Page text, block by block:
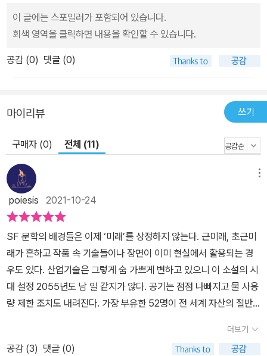
정 달려 나가는 우리, 정신없이 오늘을 헤매는 우리를 『마지막 한 사
람』이 잠시 불러 세운다. 지금, 어디로 가고 있느냐는 질문과 함께. 2
없는 곳이다. 마스크 없이 외출할 수 있고, 언제든 숲에 가서 맑은 공
기를 실컷 들이마실 수 있고, 작더라도 내 방에서 편안하게 잠잘 수 있
습일까? 내가 진짜로 살고 싶은 세상은 어떤 세상일까? 『마지막 한
사람』은 그저 세상에 휩쓸려 가지 말고, 세상이 만들어지는 대로 적응
하려 들지 말고, 내가 지금 어디에 서 있으며 어디로 발걸음을 옮길지
해가 떠오를 것이다. 그리고 내가, 우리가 살아갈 미래가 한 걸음 가까
이 다가온다. 그렇다면 우리는 어떻게 살아야 할까? “가장 좋아하는
일은?” 이 질문으로 시작해 보자.
이 글에는 스포일러가 포함되어 있습니다.
회색 영역을 클릭하면 내용을 확인할 수 있습니다.
공감 (0) 댓글 (0)
마이리뷰 쓰기
구매자 (0) 전체 (11)
poiesis 2021-10-24
SF 문학의 배경들은 이제 ‘미래’를 상정하지 않는다. 근미래, 초근미
래가 흔하고 작품 속 기술들이나 장면이 이미 현실에서 활용되는 경
우도 있다. 산업기술은 그렇게 숨 가쁘게 변하고 있으니 이 소설의 시
대 설정 2055년도 남 일 같지가 않다. 공기는 점점 나빠지고 물 사용
량 제한 조치도 내려진다. 가장 부유한 52명이 전 세계 자산의 절반
라가 지옥으로 변하는 보도의 TV 중계가 나온다. 장르 문학 자체의
설정은 흥미롭고 재미있다. 왕수펀 작가의 작품들은 처음인데 아이들
더보기
공감 (3) 댓글 (0)